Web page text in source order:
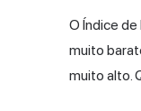
O Índice
muito
muito alto.